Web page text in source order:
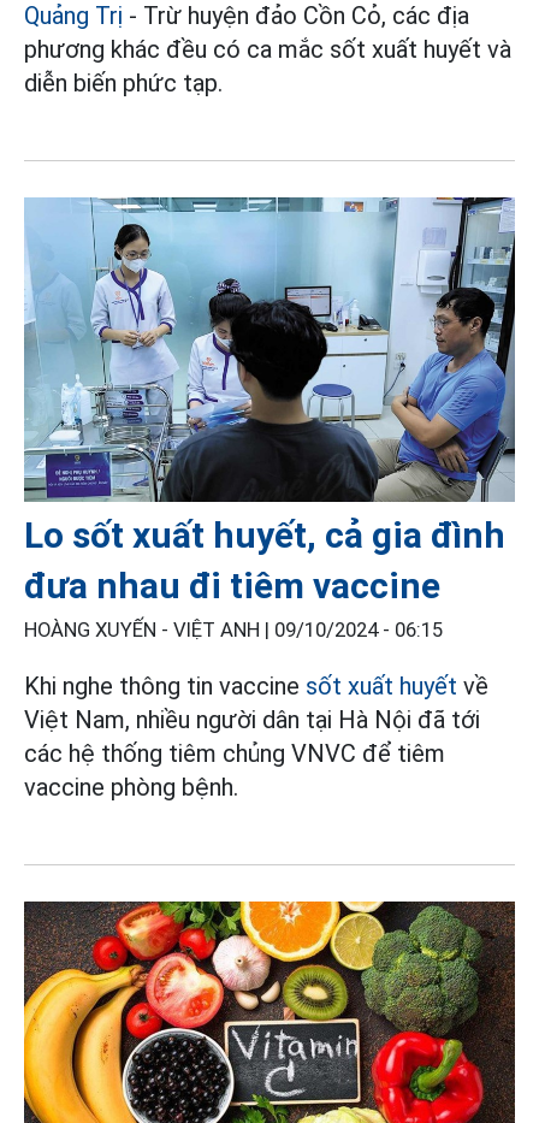
Quảng Trị - Trừ huyện đảo Cồn Cỏ, các địa
phương khác đều có ca mắc sốt xuất huyết và
diễn biến phức tạp.
Lo sốt xuất huyết, cả gia đình
đưa nhau đi tiêm vaccine
HOÀNG XUYẾN - VIỆT ANH | 09/10/2024 - 06:15
Khi nghe thông tin vaccine sốt xuất huyết về
Việt Nam, nhiều người dân tại Hà Nội đã tới
các hệ thống tiêm chủng VNVC để tiêm
vaccine phòng bệnh.